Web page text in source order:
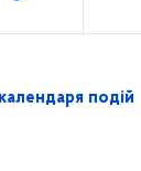
подій